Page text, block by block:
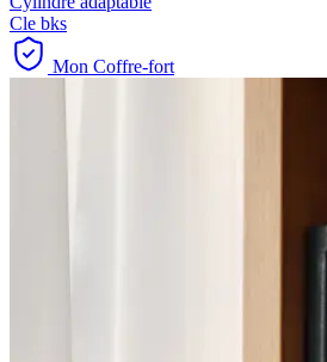
Cle bks
Mon Coffre-fort